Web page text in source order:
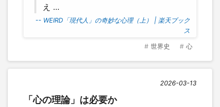
え …
-- WEIRD「現代人」の奇妙な心理（上） | 楽天ブック
ス
世界史 心
2026-03-13
「心の理論」は必要か